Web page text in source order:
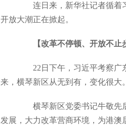
连日来，新华社记者循着习
开放大潮正在掀起。
【改革不停顿、开放不止
22日下午，习近平考察广东
来，横琴新区从无到有，变化很大。
横琴新区党委书记牛敬先后
发展，大力改革营商环境，为港澳